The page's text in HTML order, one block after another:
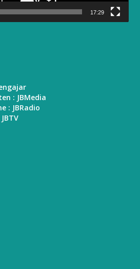
17:29
: JBMedia
: JBRadio